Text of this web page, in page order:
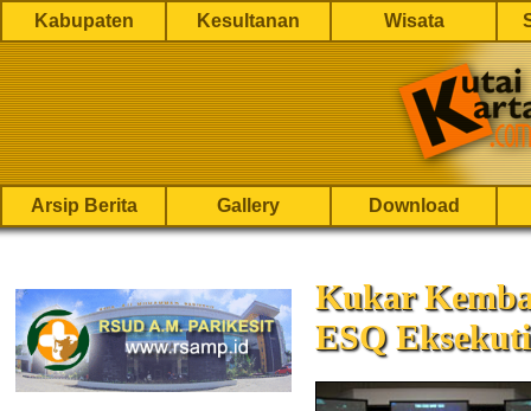
Kabupaten Kesultanan Wisata
Arsip Berita Gallery Download
Kukar
ESQ